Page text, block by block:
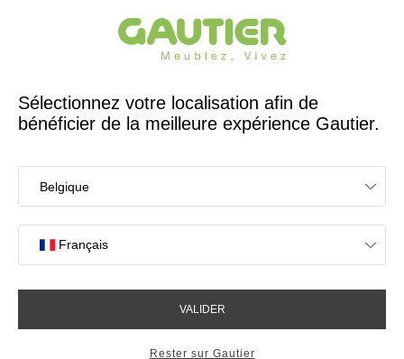
Créateur et fabricant français depuis 65 ans
Accueil Rangements Bibliothèques